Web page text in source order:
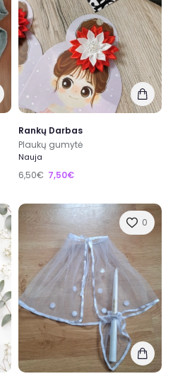
Rankų Darbas
Plaukų gumytė
Nauja
6,50€ 7,50€
0